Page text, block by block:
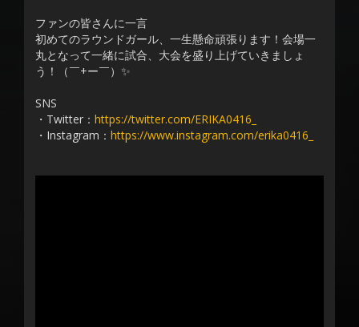
ファンの皆さんに一言
初めてのラウンドガール、一生懸命頑張ります！会場一
丸となって一緒に試合、大会を盛り上げていきましょ
う！（￣+ー￣）✨
SNS
・Twitter： https://twitter.com/ERIKA0416_
・Instagram： https://www.instagram.com/erika0416_